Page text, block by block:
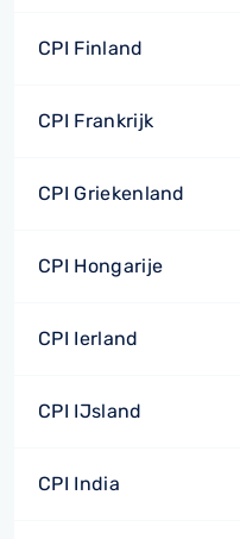
CPI Finland
CPI Frankrijk
CPI Griekenland
CPI Hongarije
CPI Ierland
CPI IJsland
CPI India